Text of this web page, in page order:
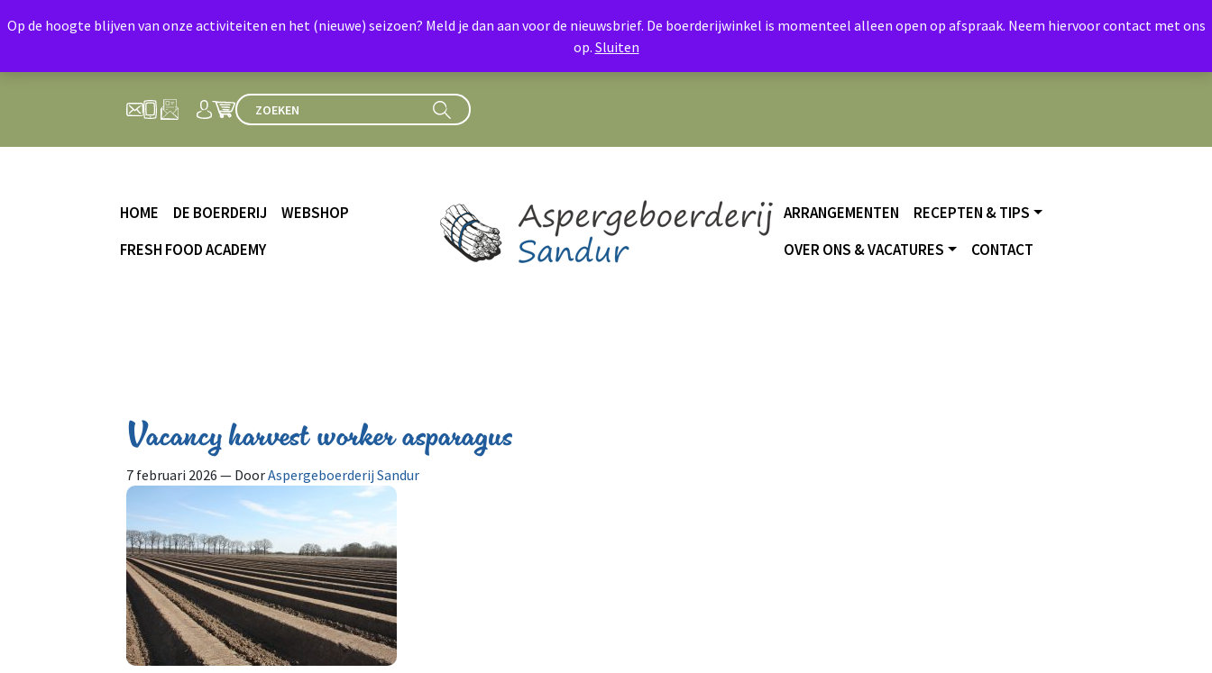
HOME DE BOERDERIJ
WEBSHOP
FRESH FOOD ACADEMY
ARRANGEMENTEN
RECEPTEN & TIPS
OVER ONS & VACATURES
CONTACT
Vacancy harvest worker asparagus
7 februari 2026 — DoorAspergeboerderij Sandur
Op de hoogte blijven van onze activiteiten en het (nieuwe) seizoen? Meld je dan aan voor de nieuwsbrief. De boerderijwinkel is momenteel alleen open op afspraak. Neem hiervoor contact met ons
op. Sluiten